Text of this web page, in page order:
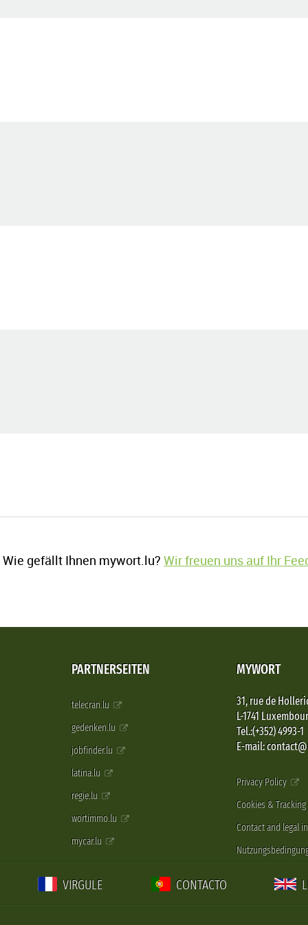
Wie gefällt Ihnen mywort.lu?Wir freuen uns auf Ihr
PARTNERSEITEN
telecran.lu
gedenken.lu
jobfinder.lu
latina.lu
regie.lu
wortimmo.lu
mycar.lu
MYWORT
31, rue de
L-1741
Tel.:(+352) 4993-1
E-mail:
Privacy Policy
Cookies & Tracking
Contact and legal
VIRGULE CONTACTO